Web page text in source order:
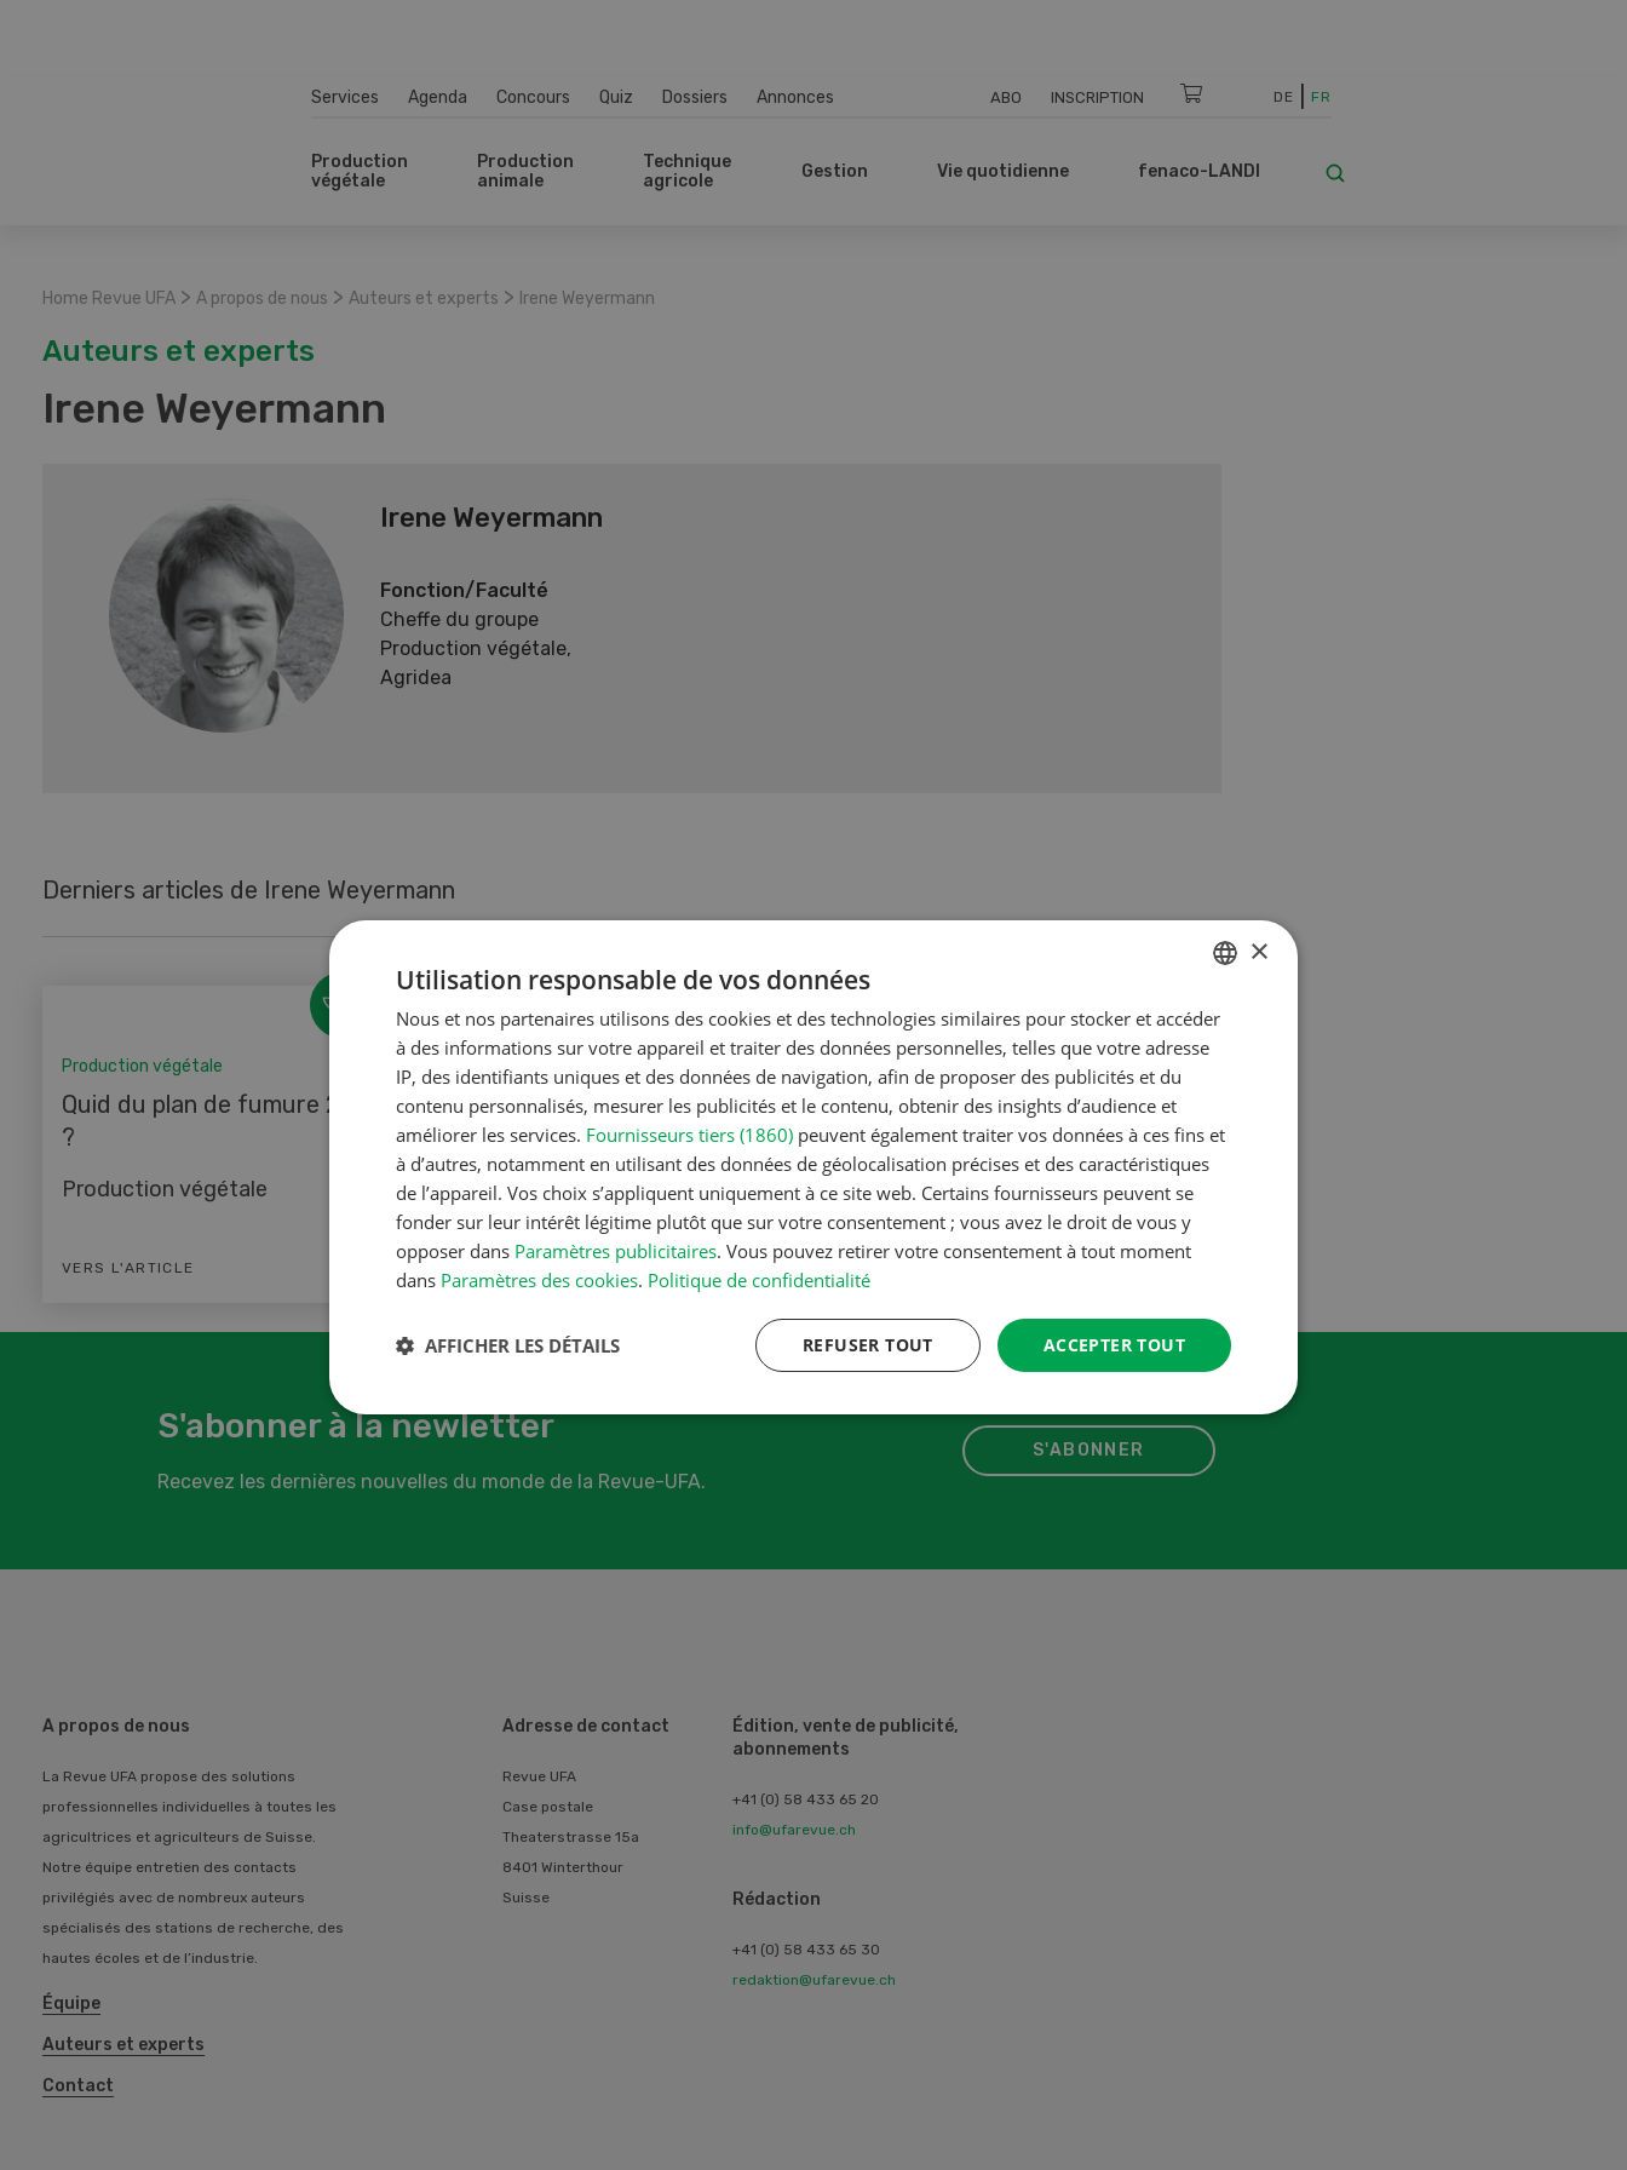
Services Agenda Concours Quiz Dossiers Annonces ABO INSCRIPTION DE FR
Production
végétale
Production
animale
Technique
agricole
Gestion Vie quotidienne fenaco-LANDI
Home Revue UFA > A propos de nous > Auteurs et experts > Irene Weyermann
Auteurs et experts
Irene Weyermann
Irene Weyermann
Fonction/Faculté
Cheffe du groupe
Production végétale,
Agridea
Derniers articles de Irene Weyermann
Production végétale
Quid du plan de fumure 2026
?
Production végétale
VERS L'ARTICLE
Production végétale
Réduire point par point les
pertes d’éléments nutritifs
Production végétale
S'abonner à la newletter
Recevez les dernières nouvelles du monde de la Revue-UFA.
S'ABONNER
A propos de nous
La Revue UFA propose des solutions
professionnelles individuelles à toutes les
agricultrices et agriculteurs de Suisse.
Notre équipe entretien des contacts
privilégiés avec de nombreux auteurs
spécialisés des stations de recherche, des
hautes écoles et de l’industrie.
Équipe
Auteurs et experts
Contact
Adresse de contact
Revue UFA
Case postale
Theaterstrasse 15a
8401 Winterthour
Suisse
Édition, vente de publicité,
abonnements
+41 (0) 58 433 65 20
info@ufarevue.ch
Rédaction
+41 (0) 58 433 65 30
redaktion@ufarevue.ch
GERMAN
FRENCH
×
Utilisation responsable de vos données
Nous et nos partenaires utilisons des cookies et des technologies similaires pour stocker et accéder
à des informations sur votre appareil et traiter des données personnelles, telles que votre adresse
IP, des identifiants uniques et des données de navigation, afin de proposer des publicités et du
contenu personnalisés, mesurer les publicités et le contenu, obtenir des insights d’audience et
améliorer les services. Fournisseurs tiers (1860) peuvent également traiter vos données à ces fins et
à d’autres, notamment en utilisant des données de géolocalisation précises et des caractéristiques
de l’appareil. Vos choix s’appliquent uniquement à ce site web. Certains fournisseurs peuvent se
fonder sur leur intérêt légitime plutôt que sur votre consentement ; vous avez le droit de vous y
opposer dans Paramètres publicitaires. Vous pouvez retirer votre consentement à tout moment
dans Paramètres des cookies. Politique de confidentialité
ACCEPTER TOUT
REFUSER TOUT
AFFICHER LES DÉTAILS